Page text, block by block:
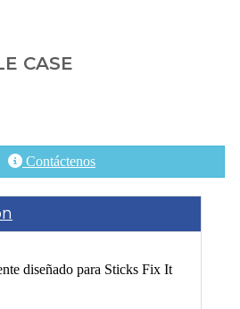
CASE
Contáctenos
diseñado para Sticks Fix It